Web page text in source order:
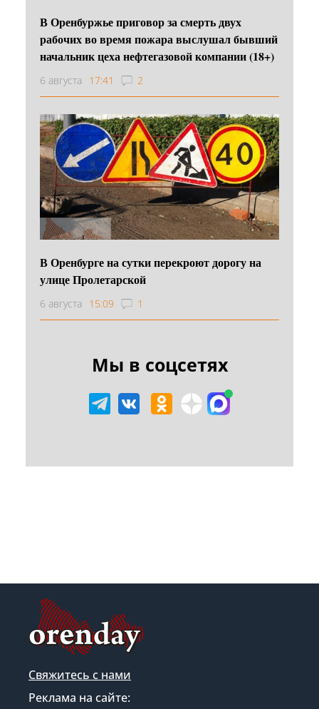
В Оренбуржье приговор за смерть двух
рабочих во время пожара выслушал бывший
начальник цеха нефтегазовой компании (18+)
6 августа 17:41 2
В Оренбурге на сутки перекроют дорогу на
улице Пролетарской
6 августа 15:09 1
Мы в соцсетях
Свяжитесь с нами
Реклама на сайте: